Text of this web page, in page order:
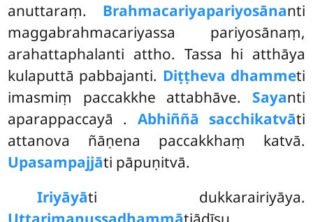
anuttaraṃ. Brahmacariyapariyosānanti
maggabrahmacariyassa pariyosānaṃ,
arahattaphalanti attho. Tassa hi atthāya
kulaputtā pabbajanti. Diṭṭheva dhammeti
imasmiṃ paccakkhe attabhāve. Sayanti
aparappaccayā . Abhiññā sacchikatvāti
attanova ñāṇena paccakkhaṃ katvā.
Upasampajjāti pāpuṇitvā.
Iriyāyāti dukkarairiyāya.